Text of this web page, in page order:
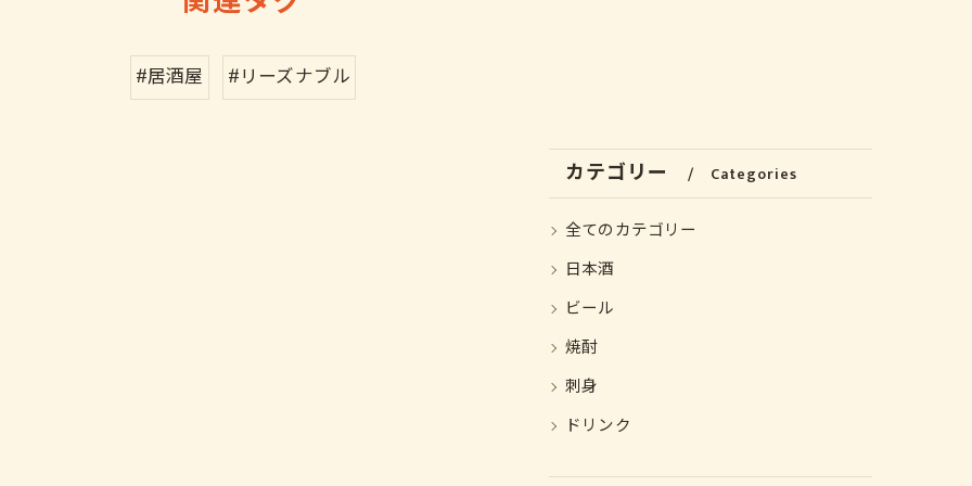
#居酒屋 #リーズナブル
カテゴリー Categories
全てのカテゴリー
日本酒
ビール
焼酎
刺身
ドリンク